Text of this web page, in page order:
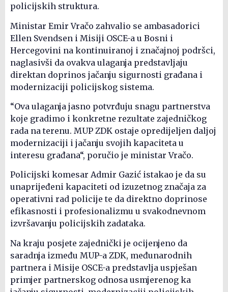
policijskih struktura.
Ministar Emir Vračo zahvalio se ambasadorici
Ellen Svendsen i Misiji OSCE-a u Bosni i
Hercegovini na kontinuiranoj i značajnoj podršci,
naglasivši da ovakva ulaganja predstavljaju
direktan doprinos jačanju sigurnosti građana i
modernizaciji policijskog sistema.
“Ova ulaganja jasno potvrđuju snagu partnerstva
koje gradimo i konkretne rezultate zajedničkog
rada na terenu. MUP ZDK ostaje opredijeljen daljoj
modernizaciji i jačanju svojih kapaciteta u
interesu građana“, poručio je ministar Vračo.
Policijski komesar Admir Gazić istakao je da su
unaprijeđeni kapaciteti od izuzetnog značaja za
operativni rad policije te da direktno doprinose
efikasnosti i profesionalizmu u svakodnevnom
izvršavanju policijskih zadataka.
Na kraju posjete zajednički je ocijenjeno da
saradnja između MUP-a ZDK, međunarodnih
partnera i Misije OSCE-a predstavlja uspješan
primjer partnerskog odnosa usmjerenog ka